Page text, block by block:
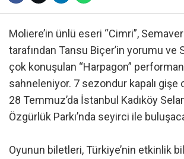
Moliere’in ünlü eseri “Cimri”,
tarafından Tansu Biçer’in yorumu ve
çok konuşulan “Harpagon”
sahneleniyor. 7 sezondur kapalı gişe
28 Temmuz’da İstanbul Kadıköy
Özgürlük Parkı’nda seyirci ile
Oyunun biletleri, Türkiye’nin etkinlik